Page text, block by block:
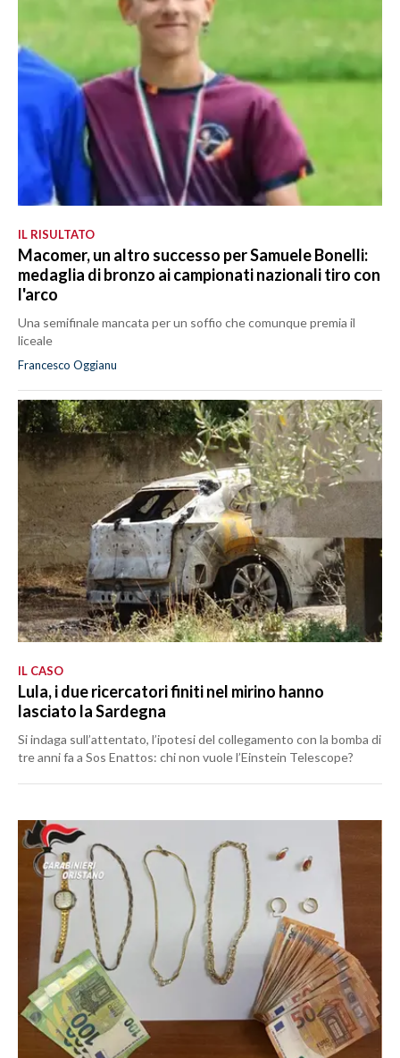
IL RISULTATO
Macomer, un altro successo per Samuele Bonelli:
medaglia di bronzo ai campionati nazionali tiro con
l'arco
Una semifinale mancata per un soffio che comunque premia il
liceale
Francesco Oggianu
IL CASO
Lula, i due ricercatori finiti nel mirino hanno
lasciato la Sardegna
Si indaga sull’attentato, l’ipotesi del collegamento con la bomba di
tre anni fa a Sos Enattos: chi non vuole l’Einstein Telescope?